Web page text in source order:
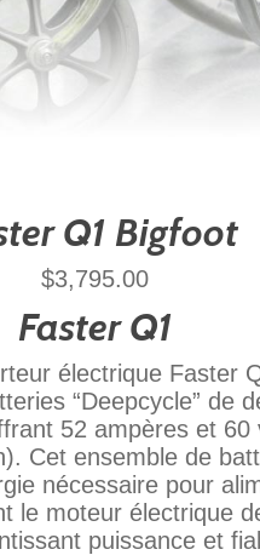
Q1 Bigfoot
$3,795.00
Faster Q1
électrique Faster
“Deepcycle” de
52 ampères et 60
Cet ensemble de
nécessaire pour
le moteur électrique
puissance et